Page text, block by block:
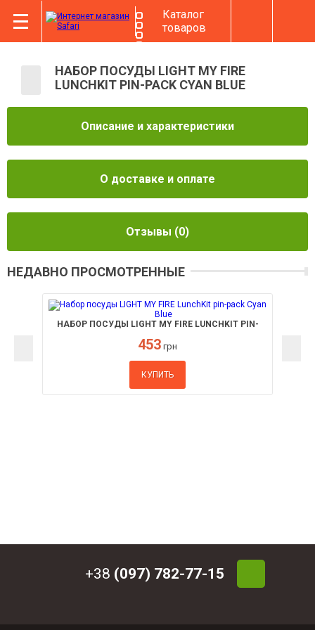
Каталог
товаров
НАБОР ПОСУДЫ LIGHT MY FIRE
LUNCHKIT PIN-PACK CYAN BLUE
Описание и характеристики
О доставке и оплате
Отзывы (0)
НЕДАВНО ПРОСМОТРЕННЫЕ
НАБОР ПОСУДЫ LIGHT MY FIRE LUNCHKIT PIN-
453 грн
КУПИТЬ
+38 (097) 782-77-15